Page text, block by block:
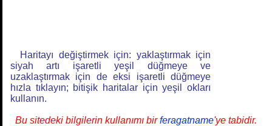
Haritayı değiştirmek için: yaklaştırmak için
siyah artı işaretli yeşil düğmeye ve
uzaklaştırmak için de eksi işaretli düğmeye
hızla tıklayın; bitişik haritalar için yeşil okları
kullanın.
Bu sitedeki bilgilerin kullanımı birferagatname'ye tabidir.